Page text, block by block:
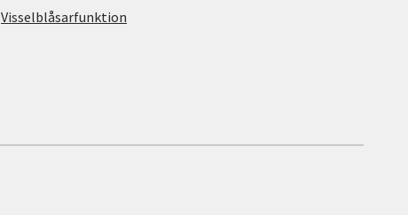
Visselblåsarfunktion